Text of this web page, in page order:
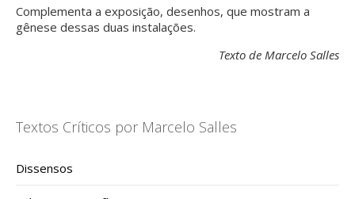
Complementa a exposição, desenhos, que mostram a
gênese dessas duas instalações.
Texto de Marcelo Salles
Textos Críticos por Marcelo Salles
Dissensos